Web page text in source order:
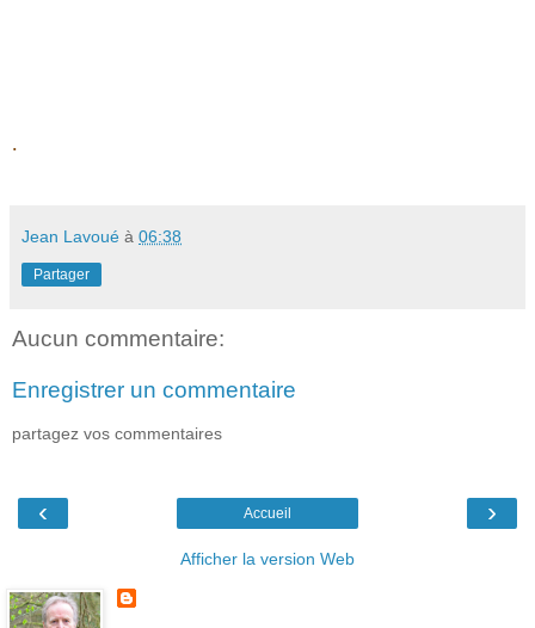
.
Jean Lavoué à 06:38
Partager
Aucun commentaire:
Enregistrer un commentaire
partagez vos commentaires
‹ ›
Accueil
Afficher la version Web